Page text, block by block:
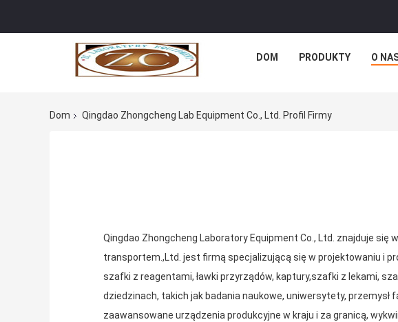
DOM PRODUKTY O
Dom Qingdao Zhongcheng Lab Equipment Co., Ltd. Profil Firmy
Qingdao Zhongcheng Laboratory Equipment Co., Ltd. znajduje
transportem.,Ltd. jest firmą specjalizującą się w projektowaniu i
szafki z reagentami, ławki przyrządów, kaptury,szafki z lekami,
dziedzinach, takich jak badania naukowe, uniwersytety,
zaawansowane urządzenia produkcyjne w kraju i za granicą,